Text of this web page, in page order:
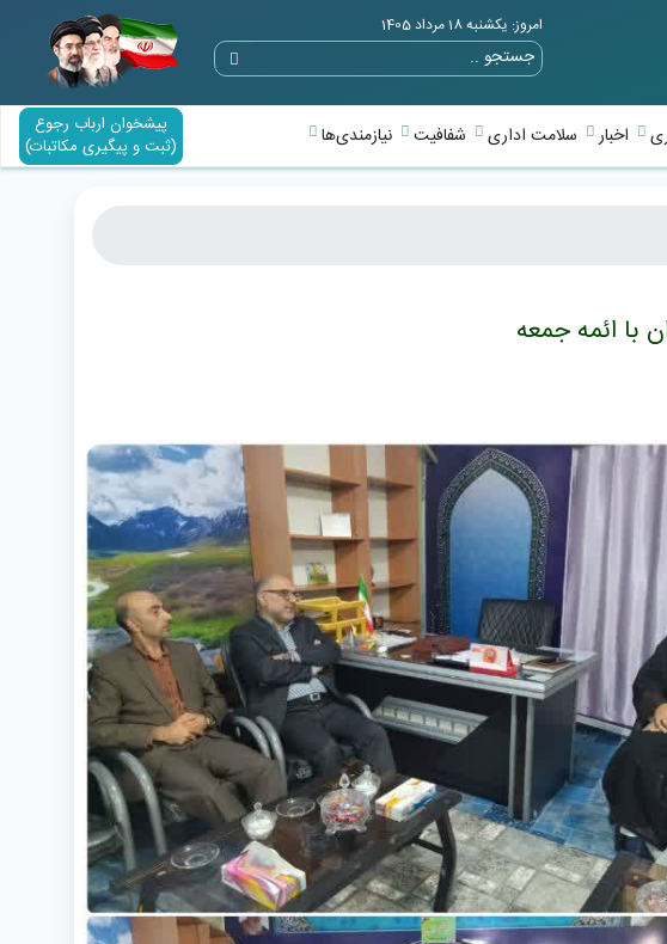
امروز: یکشنبه 18 مرداد 1405
پیشخوان ارباب رجوع
(ثبت و پیگیری مکاتبات)
اخبار سلامت اداری شفافیت نیازمندی‌ها
با ائمه جمعه